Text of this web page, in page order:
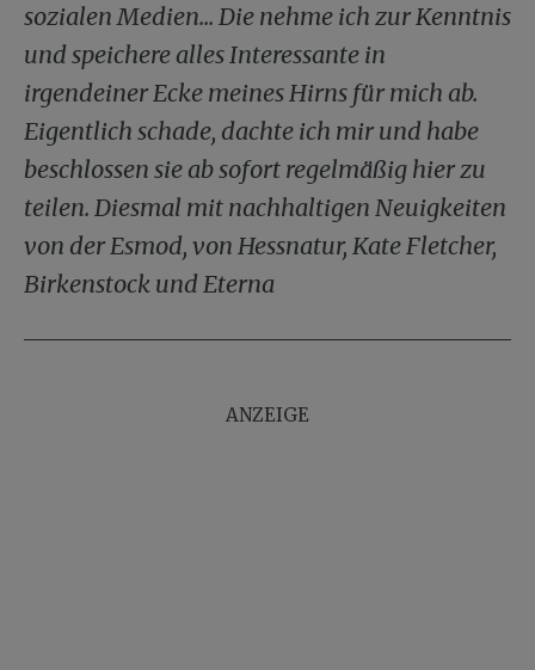
sozialen Medien... Die nehme ich zur Kenntnis
und speichere alles Interessante in
irgendeiner Ecke meines Hirns für mich ab.
Eigentlich schade, dachte ich mir und habe
beschlossen sie ab sofort regelmäßig hier zu
teilen. Diesmal mit nachhaltigen Neuigkeiten
von der Esmod, von Hessnatur, Kate Fletcher,
Birkenstock und Eterna
ANZEIGE